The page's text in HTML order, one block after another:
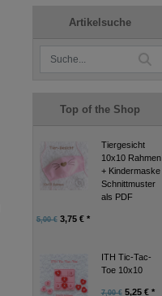
Artikelsuche
Top of the Shop
Tiergesicht
10x10 Rahmen
+ Kindermaske
Schnittmuster
als PDF
5,00 €3,75 € *
ITH Tic-Tac-
Toe 10x10
7,00 €5,25 € *